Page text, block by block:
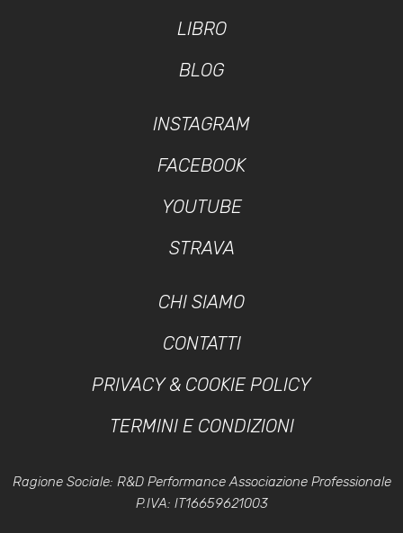
LIBRO
BLOG
INSTAGRAM
FACEBOOK
YOUTUBE
STRAVA
CHI SIAMO
CONTATTI
PRIVACY & COOKIE POLICY
TERMINI E CONDIZIONI
Ragione Sociale: R&D Performance Associazione Professionale
P.IVA: IT16659621003